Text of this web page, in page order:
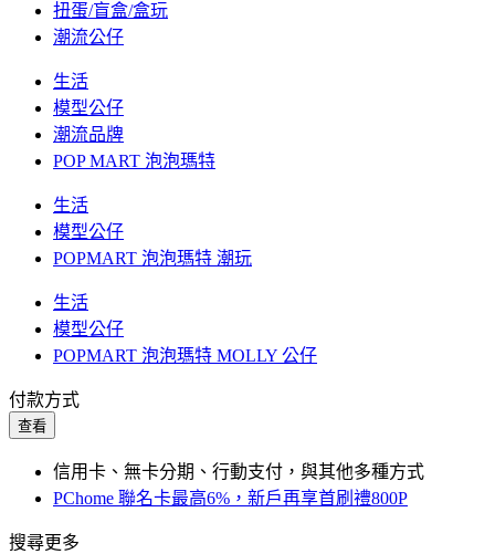
扭蛋/盲盒/盒玩
潮流公仔
生活
模型公仔
潮流品牌
POP MART 泡泡瑪特
生活
模型公仔
POPMART 泡泡瑪特 潮玩
生活
模型公仔
POPMART 泡泡瑪特 MOLLY 公仔
付款方式
查看
信用卡、無卡分期、行動支付，與其他多種方式
PChome 聯名卡最高6%，新戶再享首刷禮800P
搜尋更多